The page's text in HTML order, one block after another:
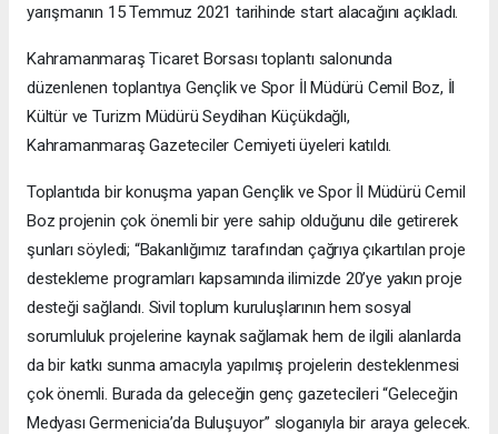
yarışmanın 15 Temmuz 2021 tarihinde start alacağını açıkladı.
Kahramanmaraş Ticaret Borsası toplantı salonunda
düzenlenen toplantıya Gençlik ve Spor İl Müdürü Cemil Boz, İl
Kültür ve Turizm Müdürü Seydihan Küçükdağlı,
Kahramanmaraş Gazeteciler Cemiyeti üyeleri katıldı.
Toplantıda bir konuşma yapan Gençlik ve Spor İl Müdürü Cemil
Boz projenin çok önemli bir yere sahip olduğunu dile getirerek
şunları söyledi; “Bakanlığımız tarafından çağrıya çıkartılan proje
destekleme programları kapsamında ilimizde 20’ye yakın proje
desteği sağlandı. Sivil toplum kuruluşlarının hem sosyal
sorumluluk projelerine kaynak sağlamak hem de ilgili alanlarda
da bir katkı sunma amacıyla yapılmış projelerin desteklenmesi
çok önemli. Burada da geleceğin genç gazetecileri “Geleceğin
Medyası Germenicia’da Buluşuyor” sloganıyla bir araya gelecek.